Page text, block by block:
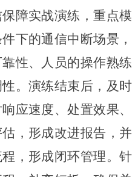
障实战演练，重点模
下的通信中断场景，
性、人员的操作熟练
。演练结束后，及时
应速度、处置效果、
，形成改进报告，并
，形成闭环管理。针